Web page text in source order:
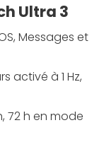
Ultra 3
Messages et
activé à 1 Hz,
72 h en mode